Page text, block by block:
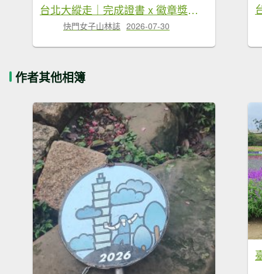
台北大縱走｜完成證書 x 徽章獎品 x 路線全攻略
快門女子山林誌 2026-07-30
作者其他相簿